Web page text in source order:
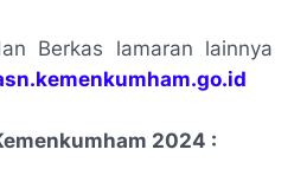
Berkas lamaran lainnya
2024 :